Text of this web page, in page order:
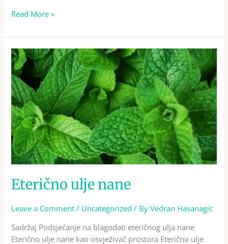
Read More »
Eterično ulje nane
Leave a Comment / Uncategorized / ByVedran Hasanagic
Sadržaj Podsjećanje na blagodati eteričnog ulja nane
Eterično ulje nane kao osvježivač prostora Eterično ulje
Eterično
ulje
nane